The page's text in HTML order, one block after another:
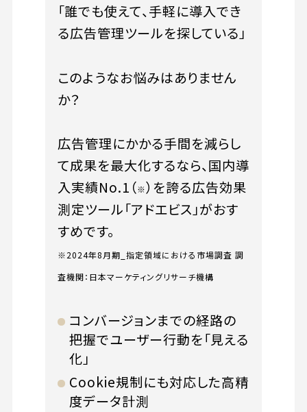
「誰でも使えて、手軽に導入でき
る広告管理ツールを探している」
このようなお悩みはありません
か？
広告管理にかかる手間を減らし
て成果を最大化するなら、国内導
入実績No.1（※）を誇る広告効果
測定ツール「アドエビス」がおす
すめです。
※2024年8月期_指定領域における市場調査 調
査機関：日本マーケティングリサーチ機構
コンバージョンまでの経路の
把握でユーザー行動を「見える
化」
Cookie規制にも対応した高精
度データ計測